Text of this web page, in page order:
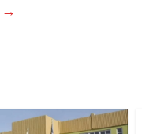
→